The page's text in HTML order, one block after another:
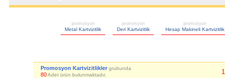
promosyon
Metal Kartvizitlik
promosyon
Deri Kartvizitlik
promosyon
Hesap Makineli Kartvizitlik
Promosyon Kartvizitliklergrubunda
80Adet ürün bulunmaktadır. 1